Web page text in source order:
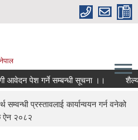
आवेदन पेश गर्ने सम्बन्धी सूचना ।।
प्रस्तावलाई कार्यान्वयन गर्न वनेको
ऐन २०८२